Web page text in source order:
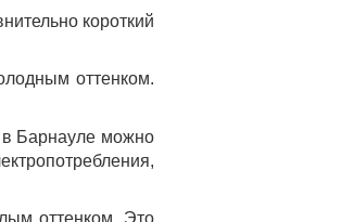
короткий
оттенком.
в Барнауле можно